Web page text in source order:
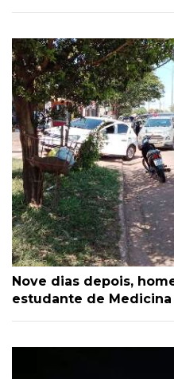
Nove dias depois,
estudante de